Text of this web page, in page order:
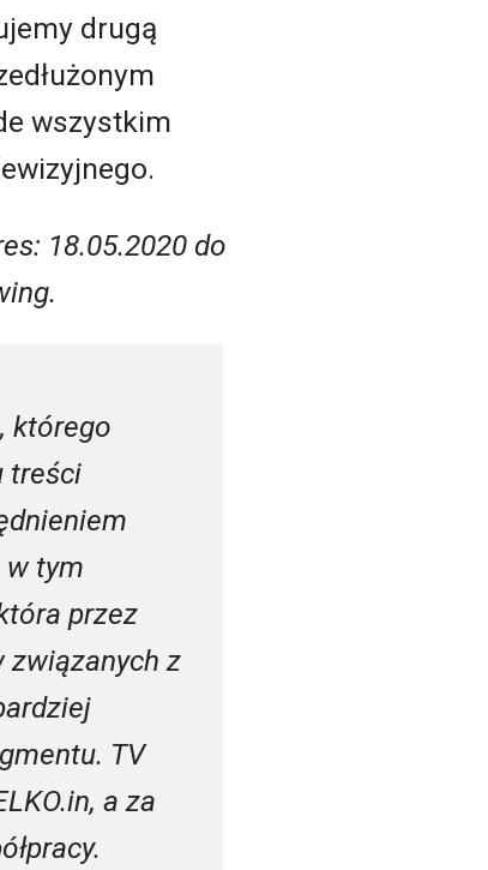
drugą
wszystkim
18.05.2020 do
którego
treści
w tym
przez
związanych z
TV
a za